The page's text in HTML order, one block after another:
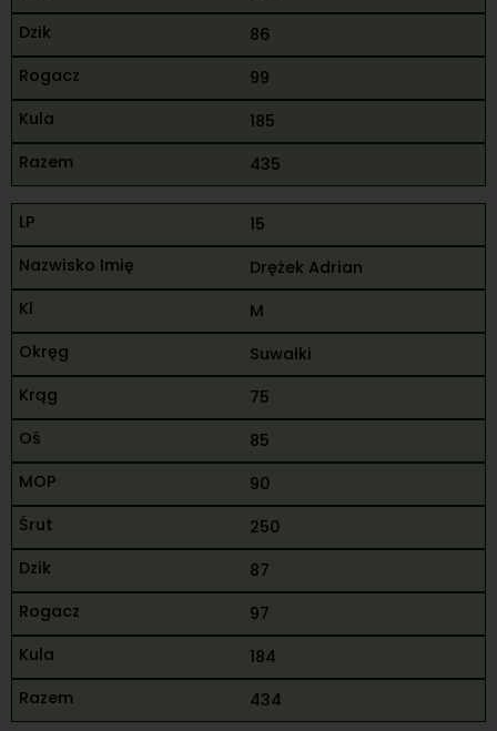
86
99
185
435
15
Drężek Adrian
M
Suwałki
75
85
90
250
87
97
184
434